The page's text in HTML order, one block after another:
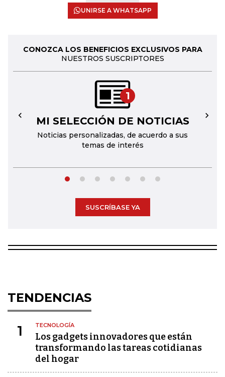
UNIRSE A WHATSAPP
CONOZCA LOS BENEFICIOS EXCLUSIVOS PARA
NUESTROS SUSCRIPTORES
1
MI SELECCIÓN DE NOTICIAS
Noticias personalizadas, de acuerdo a sus
temas de interés
← →
SUSCRÍBASE YA
TENDENCIAS
1 TECNOLOGÍA
Los gadgets innovadores que están
transformando las tareas cotidianas
del hogar